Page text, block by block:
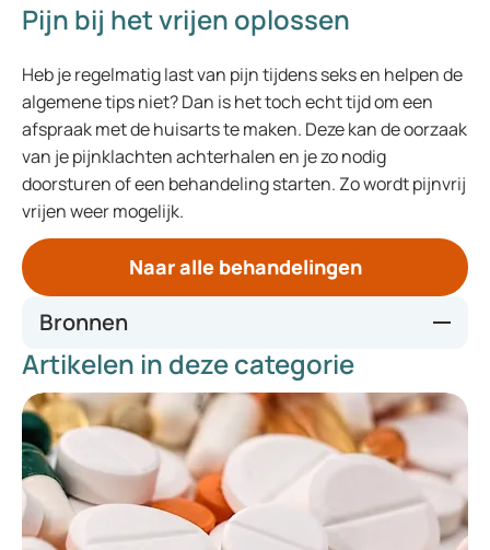
Pijn bij het vrijen oplossen
Heb je regelmatig last van pijn tijdens seks en helpen de
algemene tips niet? Dan is het toch echt tijd om een
afspraak met de huisarts te maken. Deze kan de oorzaak
van je pijnklachten achterhalen en je zo nodig
doorsturen of een behandeling starten. Zo wordt pijnvrij
vrijen weer mogelijk.
Naar alle behandelingen
Bronnen
Thuisarts.nl, Vaginisme.nl
Artikelen in deze categorie